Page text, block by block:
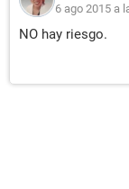
6 ago 2015 a
NO hay riesgo.